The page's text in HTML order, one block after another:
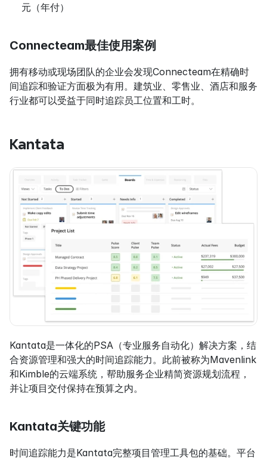
元（年付）
Connecteam最佳使用案例
拥有移动或现场团队的企业会发现Connecteam在精确时
间追踪和验证方面极为有用。建筑业、零售业、酒店和服务
行业都可以受益于同时追踪员工位置和工时。
Kantata
Kantata是一体化的PSA（专业服务自动化）解决方案，结
合资源管理和强大的时间追踪能力。此前被称为Mavenlink
和Kimble的云端系统，帮助服务企业精简资源规划流程，
并让项目交付保持在预算之内。
Kantata关键功能
时间追踪能力是Kantata完整项目管理工具包的基础。平台